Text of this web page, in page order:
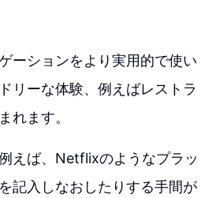
ーションをより実用的で使い
リーな体験、例えばレストラ
れます。
えば、Netflixのようなプラッ
記入しなおしたりする手間が